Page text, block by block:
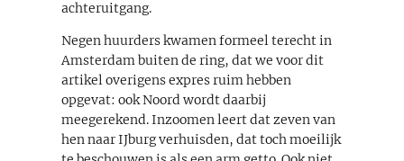
achteruitgang.
Negen huurders kwamen formeel terecht in
Amsterdam buiten de ring, dat we voor dit
artikel overigens expres ruim hebben
opgevat: ook Noord wordt daarbij
meegerekend. Inzoomen leert dat zeven van
hen naar IJburg verhuisden, dat toch moeilijk